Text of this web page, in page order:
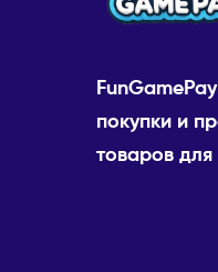
покупки и
товаров для